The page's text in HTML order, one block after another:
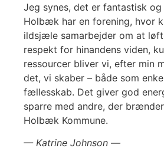
Jeg synes, det er fantastisk
Holbæk har en forening, hvor
ildsjæle samarbejder om at
respekt for hinandens viden,
ressourcer bliver vi, efter min
det, vi skaber – både som
fællesskab. Det giver god
sparre med andre, der
Holbæk Kommune.
— Katrine Johnson —